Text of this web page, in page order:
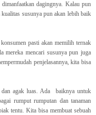
dagingnya. Kalau pun
susunya pun akan lebih baik
pasti akan memilih ternak
mereka mencari susunya pun juga
penjelasannya, kita bisa
agak luas. Ada baiknya untuk
rumput rumputan dan tanaman
tentu. Kita bisa membuat sebuah